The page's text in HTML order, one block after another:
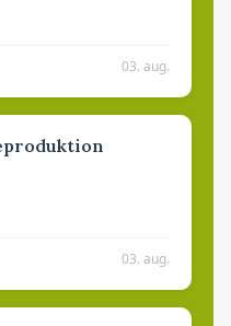
03. aug.
03. aug.